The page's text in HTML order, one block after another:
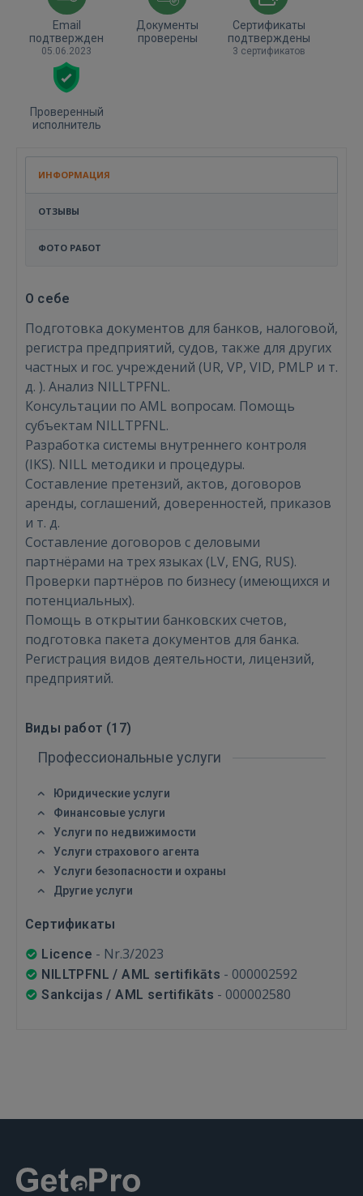
Войти
ВОЙТИ
Забыли пароль?
 Sign in with Apple
Email
подтвержден
05.06.2023
Документы
проверены
Сертификаты
подтверждены
3 сертификатов
Проверенный
исполнитель
ИНФОРМАЦИЯ
ОТЗЫВЫ
ФОТО РАБОТ
О себе
Подготовка документов для банков, налоговой,
регистра предприятий, судов, также для других
частных и гос. учреждений (UR, VP, VID, PMLP и т.
д. ). Анализ NILLTPFNL.
Консультации по AML вопросам. Помощь
субъектам NILLTPFNL.
Разработка системы внутреннего контроля
(IKS). NILL методики и процедуры.
Составление претензий, актов, договоров
аренды, соглашений, доверенностей, приказов
и т. д.
Составление договоров с деловыми
партнёрами на трех языках (LV, ENG, RUS).
Проверки партнёров по бизнесу (имеющихся и
потенциальных).
Помощь в открытии банковских счетов,
подготовка пакета документов для банка.
Регистрация видов деятельности, лицензий,
предприятий.
Виды работ (17)
Профессиональные услуги
Юридические услуги
Финансовые услуги
Услуги по недвижимости
Услуги страхового агента
Услуги безопасности и охраны
Другие услуги
Сертификаты
Licence - Nr.3/2023
NILLTPFNL / AML sertifikāts - 000002592
Sankcijas / AML sertifikāts - 000002580